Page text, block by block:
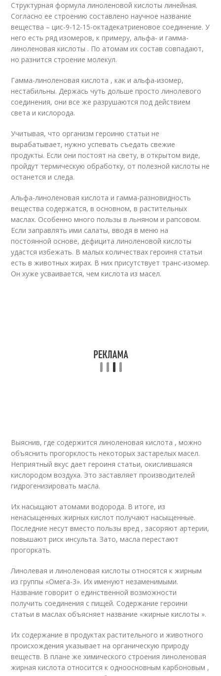
Структурная формула линоленовой кислоты линейная.
Согласно ее строению составлено научное название
вещества – цис-9-12-15-октадекатриеновое соединение. У
него есть ряд изомеров, к примеру, альфа- и гамма-
линоленовая кислоты . По атомам их состав совпадают,
но разнится строение молекул.
Гамма-линоленовая кислота , как и альфа-изомер,
нестабильны. Держась чуть дольше просто линолевого
соединения, они все же разрушаются под действием
света и кислорода.
Учитывая, что организм героиню статьи не
вырабатывает, нужно успевать съедать свежие
продукты. Если они постоят на свету, в открытом виде,
пройдут термическую обработку, от полезной кислоты не
останется и следа.
Альфа-линоленовая кислота и гамма-разновидность
вещества содержатся, в основном, в растительных
маслах. Особенно много пользы в льняном и рапсовом.
Если заправлять ими салаты, вводя в меню на
постоянной основе, дефицита линоленовой кислоты
удастся избежать. В малых количествах героиня статьи
есть в животных жирах. В них присутствует транс-изомер.
Он хуже усваивается, чем кислота из масел.
Выяснив, где содержится линоленовая кислота , можно
объяснить прогорклость некоторых застарелых масел.
Неприятный вкус дает героиня статьи, окислившаяся
кислородом воздуха. Это заставляет производителей
гидрогенизировать масла.
Их насыщают атомами водорода. В итоге, из
ненасыщенных жирных кислот получают насыщенные.
Последние несут вместо пользы вред , засоряют артерии,
повышают риск инсульта. Зато, масла перестают
прогоркать.
Линолевая и линоленовая кислоты относятся к жирным
из группы «Омега-3». Их именуют незаменимыми.
Название говорит о единственной возможности
получить соединения с пищей. Содержание героини
статьи в маслах объясняет название «жирные кислоты ».
Их содержание в продуктах растительного и животного
происхождения указывает на органическую природу
веществ. В плане же химического строения линоленовая
жирная кислота относится к одноосновным карбоновым ,